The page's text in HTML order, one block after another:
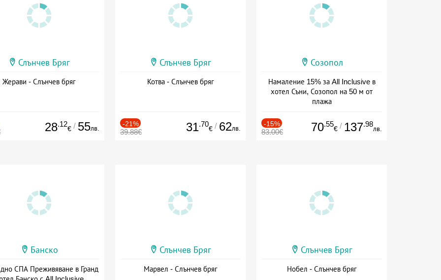
Слънчев Бряг
Жерави - Слънчев бряг
28.12
€ / 55лв.
Слънчев Бряг
Котва - Слънчев бряг
-21%
39.88€ 31.70
€ / 62лв.
Созопол
Намаление 15% за All Inclusive в
хотел Съни, Созопол на 50 м от
плажа
-15%
83.00€ 70.55
€ / 137.98
лв.
Банско
СПА Преживяване в Гранд
Слънчев Бряг
Марвел - Слънчев бряг
Слънчев Бряг
Нобел - Слънчев бряг